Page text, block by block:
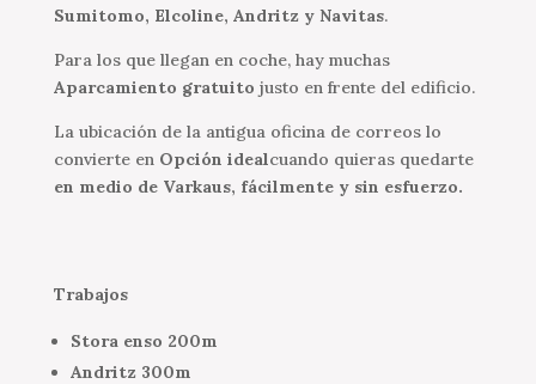
Sumitomo, Elcoline, Andritz y Navitas.
Para los que llegan en coche, hay muchas
Aparcamiento gratuito justo en frente del edificio.
La ubicación de la antigua oficina de correos lo
convierte en Opción idealcuando quieras quedarte
en medio de Varkaus, fácilmente y sin esfuerzo.
Trabajos
Stora enso 200m
Andritz 300m